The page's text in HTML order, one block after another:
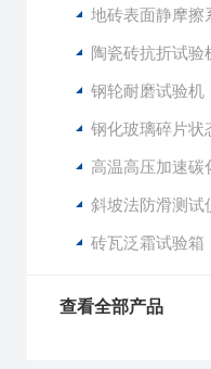
地砖表面静摩擦
陶瓷砖抗折试验
钢轮耐磨试验机
钢化玻璃碎片状
高温高压加速碳
斜坡法防滑测试
砖瓦泛霜试验箱
查看全部产品